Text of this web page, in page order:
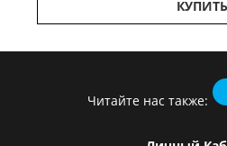
КУПИТЬ
Читайте нас также: